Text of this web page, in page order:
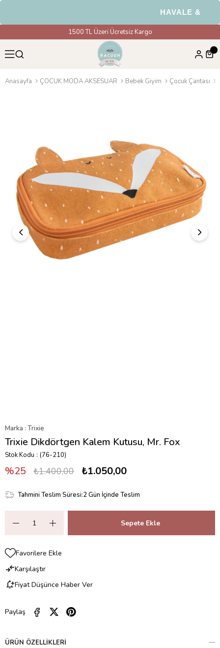
HAVALE & EFT
1500 TL Üzeri Ücretsiz Kargo
Anasayfa ÇOCUK MODA AKSESUAR Bebek Giyim Çocuk Çantası
Marka : Trixie
Trixie Dikdörtgen Kalem Kutusu, Mr. Fox
Stok Kodu (76-210)
25 ₺1.400,00 ₺1.050,00
Tahmini Teslim Süresi:2 Gün İçinde Teslim
Favorilere Ekle
Karşılaştır
Fiyat Düşünce Haber Ver
Paylaş
ÜRÜN ÖZELLIKLERI